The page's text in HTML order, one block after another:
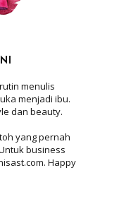
menulis
menjadi ibu.
dan beauty.
yang pernah
business
Happy